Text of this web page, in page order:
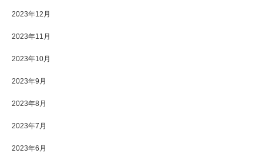
2023年12月
2023年11月
2023年10月
2023年9月
2023年8月
2023年7月
2023年6月